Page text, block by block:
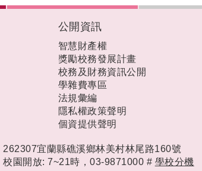
公開資訊
智慧財產權
獎勵校務發展計畫
校務及財務資訊公開
學雜費專區
法規彙編
隱私權政策聲明
個資提供聲明
262307宜蘭縣礁溪鄉林美村林尾路160號
校園開放: 7~21時，03-9871000 # 學校分機